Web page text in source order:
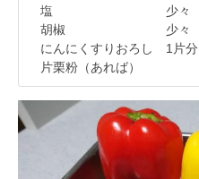
塩 少々
胡椒 少々
にんにくすりおろし 1片分
片栗粉（あれば）